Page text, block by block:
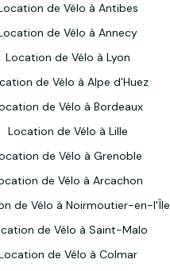
de Vélo à Antibes
de Vélo à Annecy
Location de Vélo à Lyon
de Vélo à Alpe d'Huez
de Vélo à Bordeaux
Location de Vélo à Lille
de Vélo à Grenoble
de Vélo à Arcachon
de Vélo à Noirmoutier-en-l'Île
de Vélo à Saint-Malo
de Vélo à Colmar